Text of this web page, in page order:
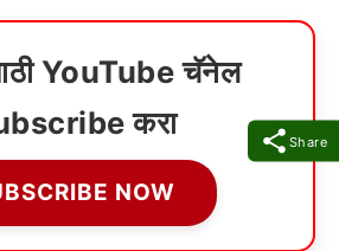
Share
YouTube चॅनेल
करा
NOW